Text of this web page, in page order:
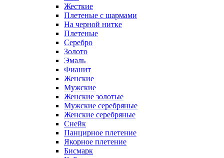
Жесткие
Плетеные с шармами
На черной нитке
Плетеные
Серебро
Золото
Эмаль
Фианит
Женские
Мужские
Женские золотые
Мужские серебряные
Женские серебряные
Снейк
Панцирное плетение
Якорное плетение
Бисмарк